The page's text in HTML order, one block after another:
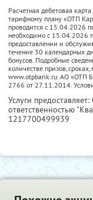
Расчетная дебетовая
тарифному плану «ОТП
проводится с 15.04.2026
необходимо с 15.04.2026
предоставлении и
течение 30 календарных
бонусов. Подробные
количестве призов,
www.otpbank.ru. АО «ОТП
2766 от 27.11.2014.
Услуги
ответственностью
1217700499939